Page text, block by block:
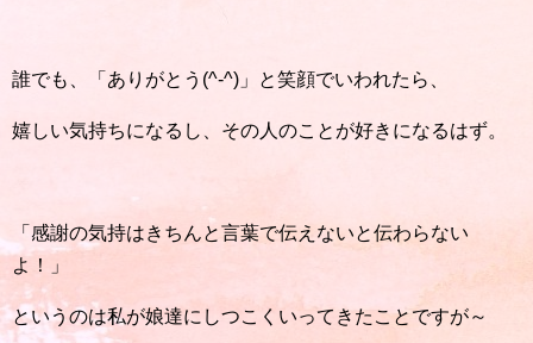
誰でも、「ありがとう(^-^)」と笑顔でいわれたら、
嬉しい気持ちになるし、その人のことが好きになるはず。
「感謝の気持はきちんと言葉で伝えないと伝わらない
よ！」
というのは私が娘達にしつこくいってきたことですが～